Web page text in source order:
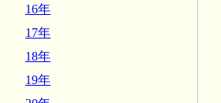
16年
17年
18年
19年